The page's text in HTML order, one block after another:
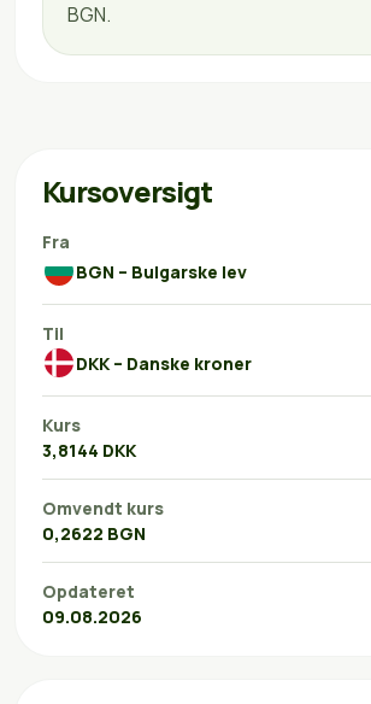
BGN.
Kursoversigt
Fra
BGN – Bulgarske lev
Til
DKK – Danske kroner
Kurs
3,8144 DKK
Omvendt kurs
0,2622 BGN
Opdateret
09.08.2026